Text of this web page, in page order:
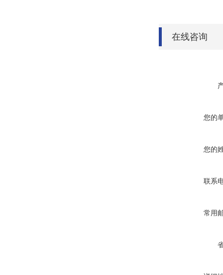
在线咨询
您的
您的
联系
常用